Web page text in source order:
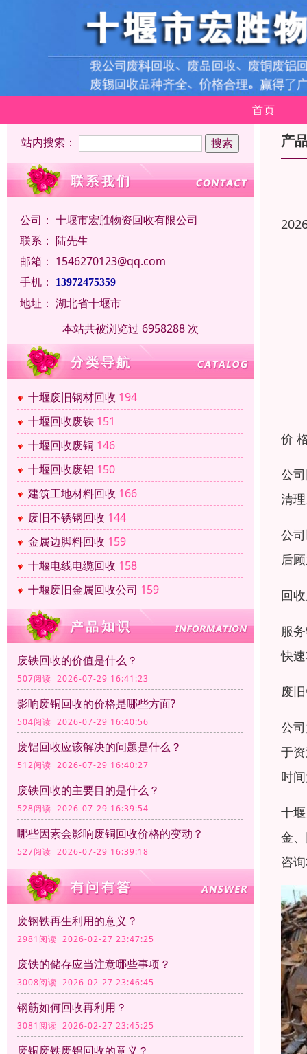
首页
站内搜索：
公司： 十堰市宏胜物资回收有限公司
联系： 陆先生
邮箱： 1546270123@qq.com
手机：
13972475359
地址： 湖北省十堰市
本站共被浏览过 6958288 次
十堰废旧钢材回收 194
十堰回收废铁 151
十堰回收废铜 146
十堰回收废铝 150
建筑工地材料回收 166
废旧不锈钢回收 144
金属边脚料回收 159
十堰电线电缆回收 158
十堰废旧金属回收公司 159
废铁回收的价值是什么？
507阅读 2026-07-29 16:41:23
影响废铜回收的价格是哪些方面?
504阅读 2026-07-29 16:40:56
废铝回收应该解决的问题是什么？
512阅读 2026-07-29 16:40:27
废铁回收的主要目的是什么？
528阅读 2026-07-29 16:39:54
哪些因素会影响废铜回收价格的变动？
527阅读 2026-07-29 16:39:18
废钢铁再生利用的意义？
2981阅读 2026-02-27 23:47:25
废铁的储存应当注意哪些事项？
3008阅读 2026-02-27 23:46:45
钢筋如何回收再利用？
3081阅读 2026-02-27 23:45:25
废铜废铁废铝回收的意义？
产
价
公
清
公
后
回
服
快
废
公
于
时
十
金
咨